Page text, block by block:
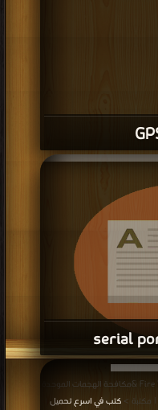
قراءة و تحميل كتاب كتاب تاريخ الجدار الناري Fire Walls &مكافحة الهجمات الموحدة
كتب في اسرع تحميل